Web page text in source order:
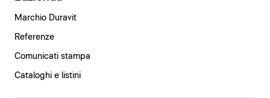
Marchio Duravit
Referenze
Comunicati stampa
Cataloghi e listini